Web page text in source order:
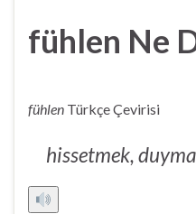
fühlen Ne
fühlen Türkçe Çevirisi
hissetmek,